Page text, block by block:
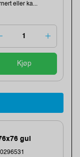
eller ka...
Kjøp
gul